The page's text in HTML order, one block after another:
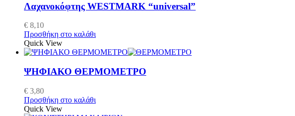
Λαχανοκόφτης WESTMARK “universal”
€ 8,10
Προσθήκη στο καλάθι
Quick View
ΨΗΦΙΑΚΟ ΘΕΡΜΟΜΕΤΡΟ
€ 3,80
Προσθήκη στο καλάθι
Quick View